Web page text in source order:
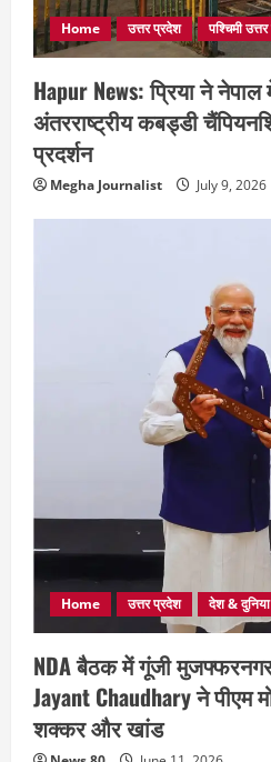
Home उत्तर प्रदेश पश्चिमी
Hapur News: प्रिया ने
अंतरराष्ट्रीय कबड्डी
प्रदर्शन
Megha Journalist July 9, 2026
Home उत्तर प्रदेश देश & दुनिया
NDA बैठक में गूंजी
Jayant Chaudhary ने पीएम
शक्कर और खांड